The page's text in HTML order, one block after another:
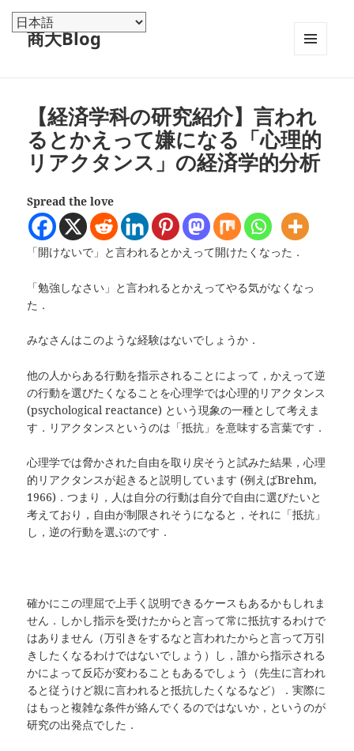
商大Blog
【経済学科の研究紹介】言われ
るとかえって嫌になる「心理的
リアクタンス」の経済学的分析
Spread the love
「開けないで」と言われるとかえって開けたくなった．
「勉強しなさい」と言われるとかえってやる気がなくなっ
た．
みなさんはこのような経験はないでしょうか．
他の人からある行動を指示されることによって，かえって逆
の行動を選びたくなることを心理学では心理的リアクタンス
(psychological reactance) という現象の一種として考えま
す．リアクタンスというのは「抵抗」を意味する言葉です．
心理学では脅かされた自由を取り戻そうと試みた結果，心理
的リアクタンスが起きると説明しています (例えばBrehm,
1966)．つまり，人は自分の行動は自分で自由に選びたいと
考えており，自由が制限されそうになると，それに「抵抗」
し，逆の行動を選ぶのです．
確かにこの理屈で上手く説明できるケースもあるかもしれま
せん．しかし指示を受けたからと言って常に抵抗するわけで
はありません（万引きをするなと言われたからと言って万引
きしたくなるわけではないでしょう）し，誰から指示される
かによって反応が変わることもあるでしょう（先生に言われ
ると従うけど親に言われると抵抗したくなるなど）．実際に
はもっと複雑な条件が絡んでくるのではないか，というのが
研究の出発点でした．